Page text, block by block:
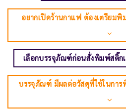
อยากเปิดร้านกาแฟ ต้องเตรียมพิ
เลือกบรรจุภัณฑ์ก่อนสั่งพิมพ์สติ๊กเ
บรรจุภัณฑ์ มีผลต่อวัสดุที่ใช้ในการ